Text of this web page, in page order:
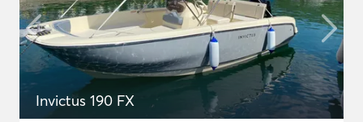
Invictus 190 FX